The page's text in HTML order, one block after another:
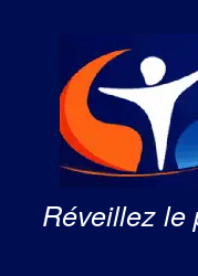
Réveillez le